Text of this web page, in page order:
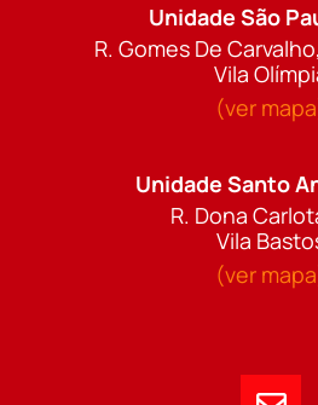
Unidade São
R. Gomes De
Vila
(ver
Unidade Santo
R. Dona
Vila
(ver